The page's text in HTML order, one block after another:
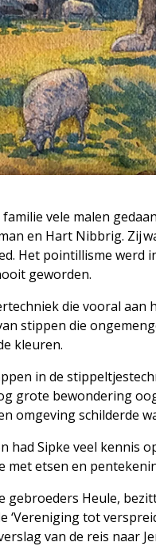
vele malen
en Hart Nibbrig. Zij
Het pointillisme werd
geworden.
die vooral aan
stippen die
kleuren.
in de
grote bewondering
omgeving schilderde
had Sipke veel kennis
met etsen en
gebroeders Heule,
‘Vereniging tot
van de reis naar